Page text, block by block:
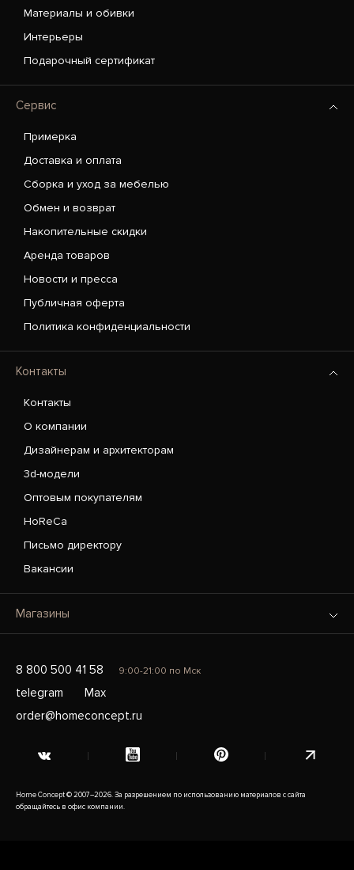
Материалы и обивки
Интерьеры
Подарочный сертификат
Сервис
Примерка
Доставка и оплата
Сборка и уход за мебелью
Обмен и возврат
Накопительные скидки
Аренда товаров
Новости и пресса
Публичная оферта
Политика конфиденциальности
Контакты
Контакты
О компании
Дизайнерам и архитекторам
3d-модели
Оптовым покупателям
HoReCa
Письмо директору
Вакансии
Магазины
8 800 500 41 58 9:00-21:00 по Мск
telegram
Max
order@homeconcept.ru
Home Concept © 2007–2026. За разрешением по использованию материалов с сайта
обращайтесь в офис компании.